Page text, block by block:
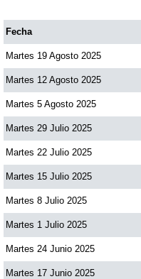
Fecha
Martes 19 Agosto 2025
Martes 12 Agosto 2025
Martes 5 Agosto 2025
Martes 29 Julio 2025
Martes 22 Julio 2025
Martes 15 Julio 2025
Martes 8 Julio 2025
Martes 1 Julio 2025
Martes 24 Junio 2025
Martes 17 Junio 2025